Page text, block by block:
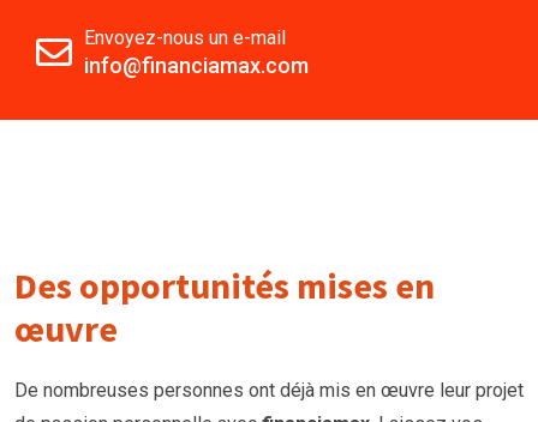
Envoyez-nous un e-mail
info@financiamax.com
Des opportunités mises en
œuvre
De nombreuses personnes ont déjà mis en œuvre leur projet